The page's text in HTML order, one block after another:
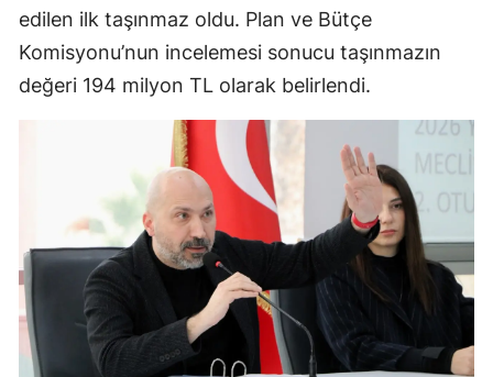
edilen ilk taşınmaz oldu. Plan ve Bütçe
Komisyonu’nun incelemesi sonucu taşınmazın
değeri 194 milyon TL olarak belirlendi.